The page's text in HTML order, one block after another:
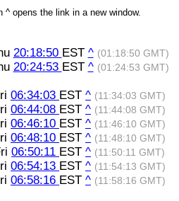
^ opens the link in a new window.
20:18:50 EST ^ (01:18:50 GMT)
20:24:53 EST ^ (01:24:53 GMT)
06:34:03 EST ^ (11:34:03 GMT)
06:44:08 EST ^ (11:44:08 GMT)
06:46:10 EST ^ (11:46:10 GMT)
06:48:10 EST ^ (11:48:10 GMT)
06:50:11 EST ^ (11:50:11 GMT)
06:54:13 EST ^ (11:54:13 GMT)
06:58:16 EST ^ (11:58:16 GMT)